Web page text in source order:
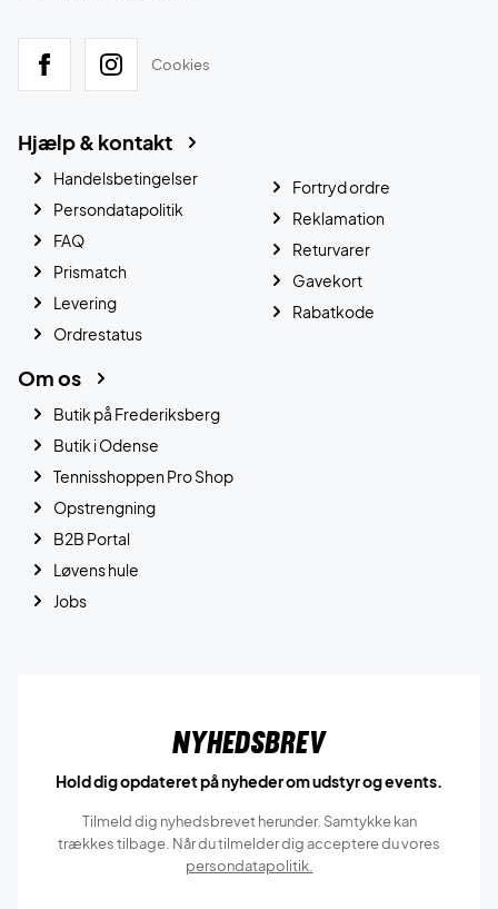
Cookies
Hjælp & kontakt
Handelsbetingelser
Persondatapolitik
FAQ
Prismatch
Levering
Ordrestatus
Fortryd ordre
Reklamation
Returvarer
Gavekort
Rabatkode
Om os
Butik på Frederiksberg
Butik i Odense
Tennisshoppen Pro Shop
Opstrengning
B2B Portal
Løvens hule
Jobs
Nyhedsbrev
Hold dig opdateret på nyheder om udstyr og events.
Tilmeld dig nyhedsbrevet herunder. Samtykke kan
trækkes tilbage. Når du tilmelder dig acceptere du vores
persondatapolitik.